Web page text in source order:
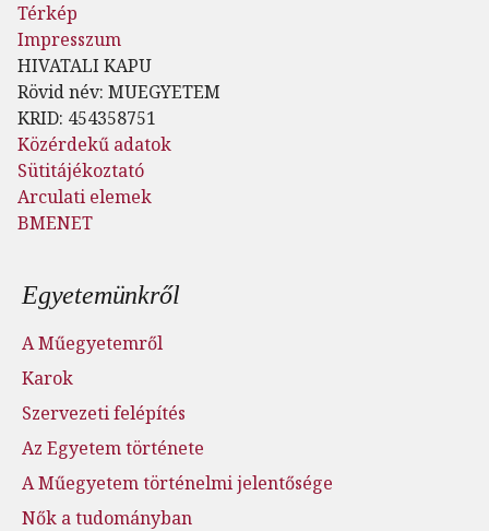
Térkép
Impresszum
HIVATALI KAPU
Rövid név: MUEGYETEM
KRID: 454358751
Közérdekű adatok
Sütitájékoztató
Arculati elemek
BMENET
Lábléc menü
Egyetemünkről
A Műegyetemről
Karok
Szervezeti felépítés
Az Egyetem története
A Műegyetem történelmi jelentősége
Nők a tudományban